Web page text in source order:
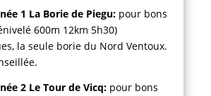
1 La Borie de Piegu: pour bons
600m 12km 5h30)
la seule borie du Nord Ventoux.
2 Le Tour de Vicq: pour bons